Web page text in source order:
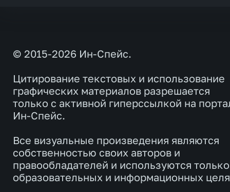
© 2015-2026 Ин-Спейс.
Цитирование текстовых и использование
графических материалов разрешается
только с активной гиперссылкой на
Ин-Спейс.
Все визуальные произведения являются
собственностью своих авторов и
правообладателей и используются
образовательных и информационных